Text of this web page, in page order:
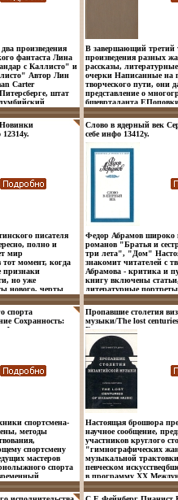
произведения
фантаста Лина
с Каллисто" и
Автор Лин
Carter
штат
рекламном
консультантом
Приобрел
как
литературный
писателя
полно и
мир
тот момент, когда
признаки
но уже
нового, черты
1 Автор
спорта
Сохранность:
Физкультура и
199 стр
84x108/32
спортсмена-
методы
спортсмену
мастеров
спорта
завтра
для
В завершающий третий
произведения разных
рассказы,
очерки Написанные на
творческого пути, они
представление о
бшеврталанта
Поповкин.
Слово в ядерный век
себе инфо 13412y.
Федор Абрамов широко
романов "Братья и
три лета", "Дом"
знакомит читателей с
Абрамова - критика и
книгу включены
литературные
выступления на
телевидению, интервью
журналов Автор Федор
Александрович
февраля 1920 года в селе
Пинежского района
области в крестьянской
Добровольцем ушел на
филологического
Ленинградского
народном .
Пропавшие столетия
музыки/The lost
Букинистическое
Хорошая Издательство:
Академия, 2001 г
ISBN 5-93762-006-2 инфо
Настоящая брошюра
научное сообщение,
участников круглого
"гимнографических
музыкальной
певческом
в программу XX
Конгресса византистов
публикуемого